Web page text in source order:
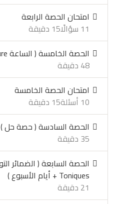
امتحان الحصة الرابعة
15 دقيقة
11 سؤالًا
الحصة الخامسة ( الساعة L’heure )
48 دقيقة
امتحان الحصة الخامسة
15 دقيقة
10 أسئلة
الحصة السادسة ( حصة حل )
35 دقيقة
Toniques + أيام الأسبوع )
21 دقيقة